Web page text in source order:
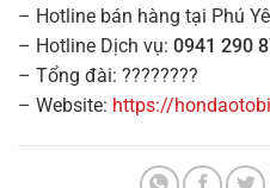
– Hotline bán hàng tại Phú
– Hotline Dịch vụ: 0941 290
– Tổng đài: ????????
– Website: https://